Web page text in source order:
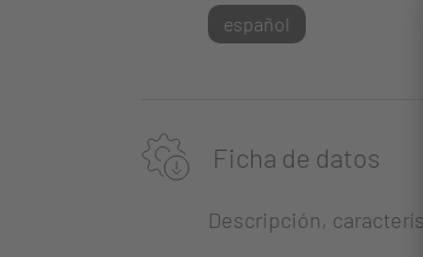
español
Ficha de datos
Descripción,